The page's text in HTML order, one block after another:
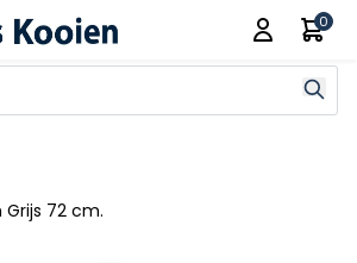
0
Grijs 72 cm.